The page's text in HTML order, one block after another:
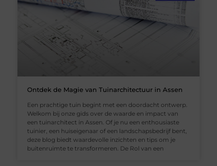
Ontdek de Magie van Tuinarchitectuur in Assen
Een prachtige tuin begint met een doordacht ontwerp.
Welkom bij onze gids over de waarde en impact van
een tuinarchitect in Assen. Of je nu een enthousiaste
tuinier, een huiseigenaar of een landschapsbedrijf bent,
deze blog biedt waardevolle inzichten en tips om je
buitenruimte te transformeren. De Rol van een